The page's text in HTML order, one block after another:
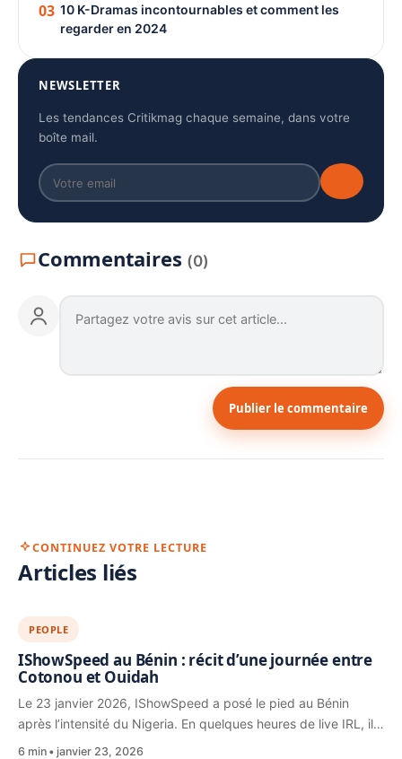
03 10 K-Dramas incontournables et comment les
regarder en 2024
NEWSLETTER
Les tendances Critikmag chaque semaine, dans votre
boîte mail.
Commentaires (0)
Publier le commentaire
CONTINUEZ VOTRE LECTURE
Articles liés
PEOPLE
IShowSpeed au Bénin : récit d’une journée entre
Cotonou et Ouidah
Le 23 janvier 2026, IShowSpeed a posé le pied au Bénin
après l’intensité du Nigeria. En quelques heures de live IRL, il…
6 min janvier 23, 2026